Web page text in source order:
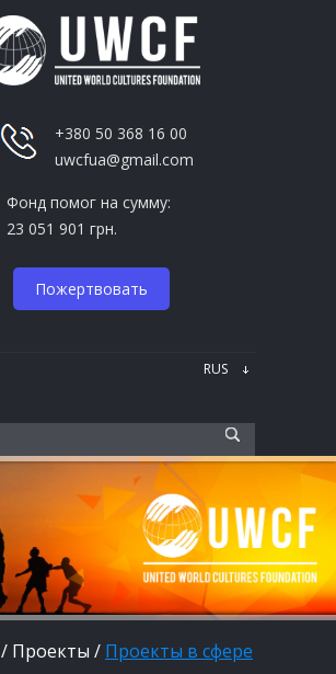
+380 50 368 16 00
uwcfua@gmail.com
Фонд помог на сумму:
23 051 901 грн.
Пожертвовать
/ Проекты / Проекты в сфере